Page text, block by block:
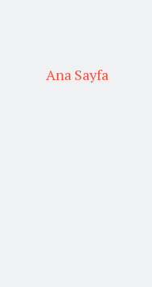
Ana Sayfa